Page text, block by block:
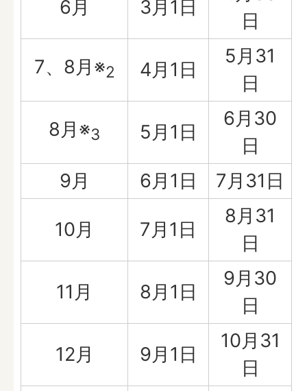
6月 3月1日
日
7、8月※2 4月1日
5月31
日
8月※3 5月1日
6月30
日
9月
6月1日 7月31日
10月 7月1日
8月31
日
11月 8月1日
9月30
日
12月 9月1日
10月31
日